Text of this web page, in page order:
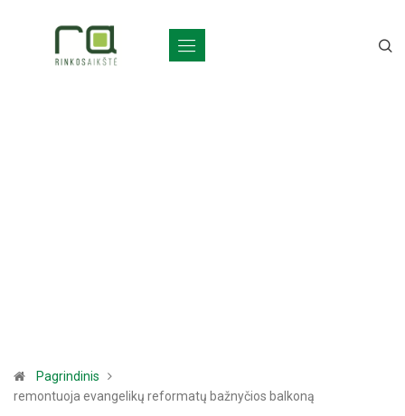
Pagrindinis
remontuoja evangelikų reformatų bažnyčios balkoną